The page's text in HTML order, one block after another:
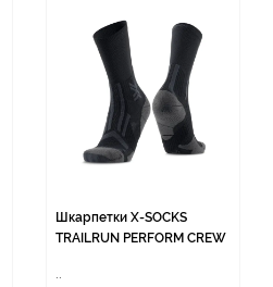
Шкарпетки X-SOCKS
TRAILRUN PERFORM CREW